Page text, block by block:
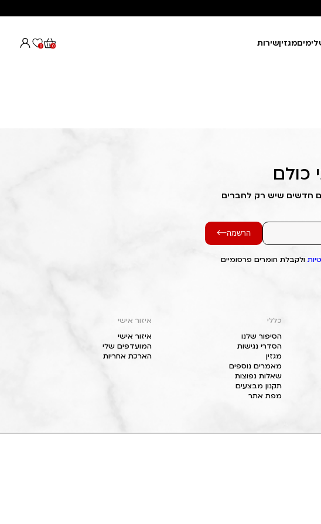
מגזיןשירות 0
0
חדשים שיש רק לחברים
הרשמה
ולקבלת חומרים פרסומיים
כללי
הסיפור שלנו
הסדרי נגישות
מגזין
מאמרים נוספים
שאלות נפוצות
תקנון מבצעים
מפת אתר
איזור אישי
איזור אישי
המועדפים שלי
הארכת אחריות